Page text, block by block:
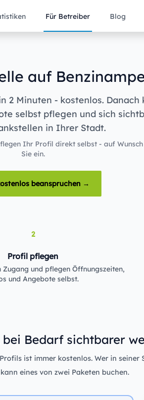
Für Betreiber Blog
auf
2 Minuten - kostenlos. Danach
selbst pflegen und sich
in Ihrer Stadt.
Ihr Profil direkt selbst - auf
Sie ein.
beanspruchen →
2
Profil pflegen
Zugang und pflegen Öffnungszeiten,
und Angebote selbst.
Bedarf sichtbarer
ist immer kostenlos. Wer in seiner
eines von zwei Paketen buchen.